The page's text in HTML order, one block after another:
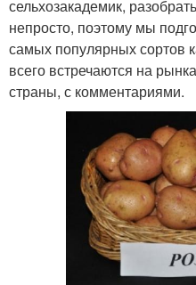
сельхозакадемик,
непросто, поэтому мы
самых популярных сортов
всего встречаются на
страны, с комментариями.